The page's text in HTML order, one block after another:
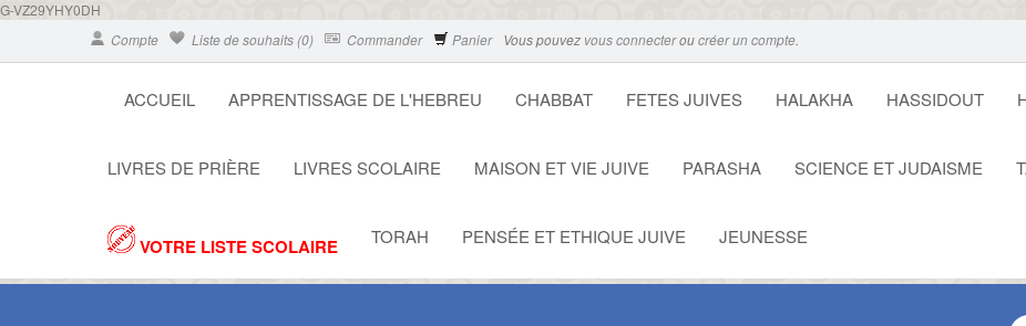
G-VZ29YHY0DH
Compte
Liste de souhaits (0) Commander Panier Vous pouvez vous connecteroucréer un compte.
ACCUEIL APPRENTISSAGE DE L'HEBREU CHABBAT FETES JUIVES HALAKHA HASSIDOUT
LIVRES DE PRIÈRE LIVRES SCOLAIRE MAISON ET VIE JUIVE PARASHA SCIENCE ET JUDAISME
VOTRE LISTE SCOLAIRE TORAH PENSÉE ET ETHIQUE JUIVE JEUNESSE